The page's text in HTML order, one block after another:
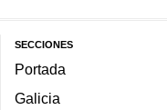
SECCIONES
Portada
Galicia